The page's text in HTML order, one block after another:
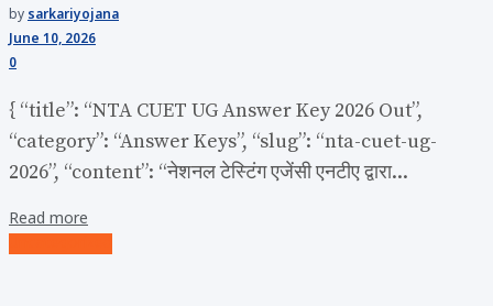
by sarkariyojana
June 10, 2026
0
{ “title”: “NTA CUET UG Answer Key 2026 Out”,
“category”: “Answer Keys”, “slug”: “nta-cuet-ug-
2026”, “content”: “नेशनल टेस्टिंग एजेंसी एनटीए द्वारा...
Read more